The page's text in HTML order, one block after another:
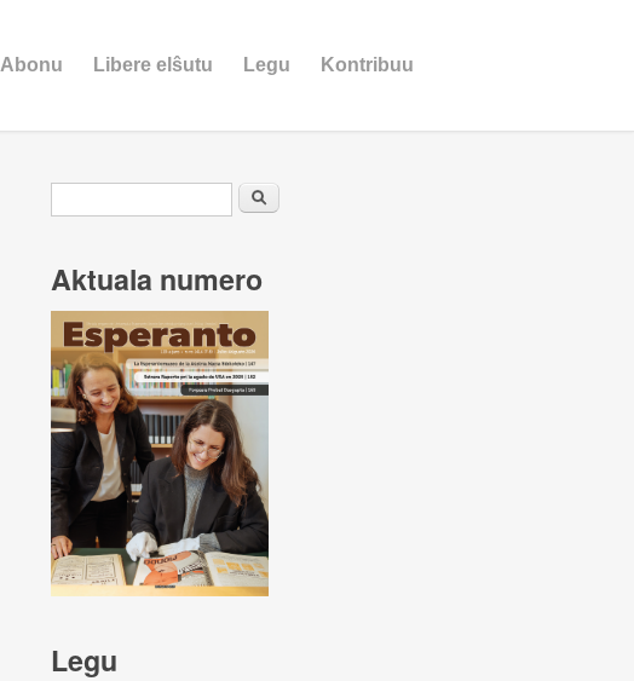
Abonu Libere elŝutu Legu Kontribuu
Serĉu
Aktuala numero
Legu